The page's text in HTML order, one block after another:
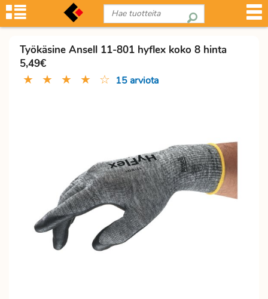
Työkäsine Ansell 11-801 hyflex koko 8 hinta
5,49€
★ ★ ★ ★ ☆ 15 arviota